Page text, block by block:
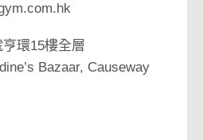
環15樓全層
Bazaar, Causeway